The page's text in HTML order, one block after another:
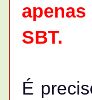
SBT.
É